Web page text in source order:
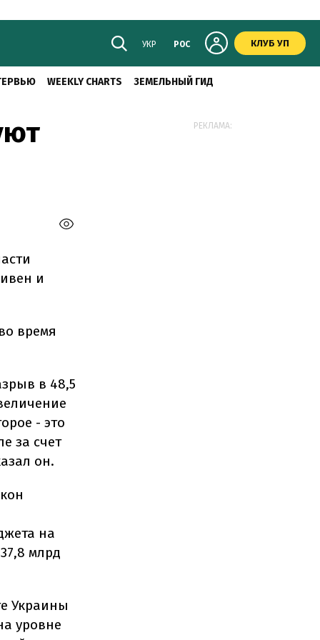
УКР РОС КЛУБ УП
WEEKLY CHARTS ЗЕМЕЛЬНЫЙ ГИД
и
время
в 48,5
- это
за счет
он.
на
млрд
Украины
уровне
РЕКЛАМА: